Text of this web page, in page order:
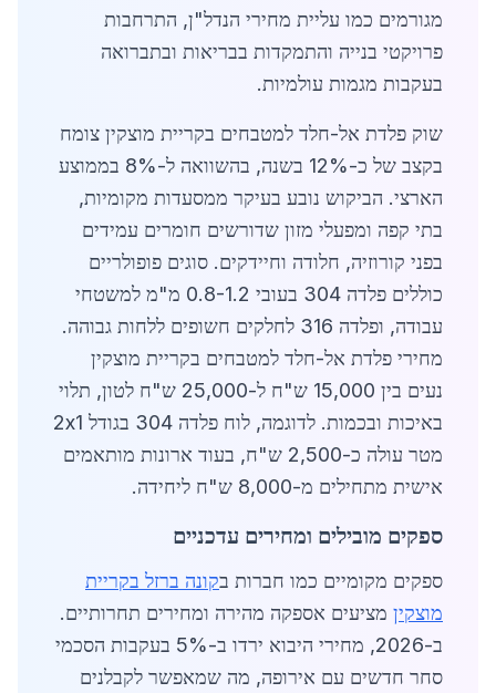
מגורמים כמו עליית מחירי הנדל"ן, התרחבות
פרויקטי בנייה והתמקדות בבריאות ובתברואה
בעקבות מגמות עולמיות.
שוק פלדת אל-חלד למטבחים בקריית מוצקין צומח
בקצב של כ-12% בשנה, בהשוואה ל-8% בממוצע
הארצי. הביקוש נובע בעיקר ממסעדות מקומיות,
בתי קפה ומפעלי מזון שדורשים חומרים עמידים
בפני קורוזיה, חלודה וחיידקים. סוגים פופולריים
כוללים פלדה 304 בעובי 0.8-1.2 מ"מ למשטחי
עבודה, ופלדה 316 לחלקים חשופים ללחות גבוהה.
מחירי פלדת אל-חלד למטבחים בקריית מוצקין
נעים בין 15,000 ש"ח ל-25,000 ש"ח לטון, תלוי
באיכות ובכמות. לדוגמה, לוח פלדה 304 בגודל 2x1
מטר עולה כ-2,500 ש"ח, בעוד ארונות מותאמים
אישית מתחילים מ-8,000 ש"ח ליחידה.
ספקים מובילים ומחירים עדכניים
ספקים מקומיים כמו חברות בקונה ברזל בקריית
מוצקין מציעים אספקה מהירה ומחירים תחרותיים.
ב-2026, מחירי היבוא ירדו ב-5% בעקבות הסכמי
סחר חדשים עם אירופה, מה שמאפשר לקבלנים